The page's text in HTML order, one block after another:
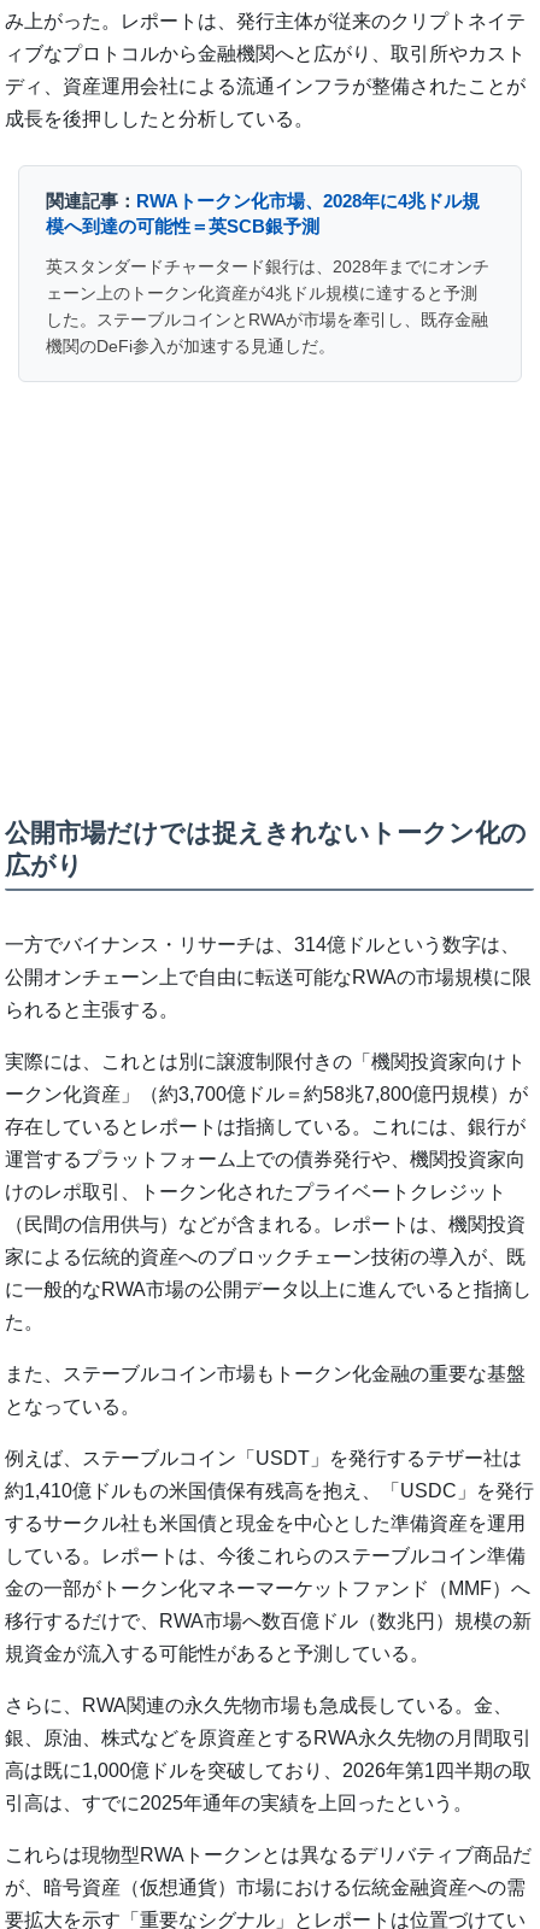
み上がった。レポートは、発行主体が従来のクリプトネイテ
ィブなプロトコルから金融機関へと広がり、取引所やカスト
ディ、資産運用会社による流通インフラが整備されたことが
成長を後押ししたと分析している。
関連記事： RWAトークン化市場、2028年に4兆ドル規
模へ到達の可能性＝英SCB銀予測
英スタンダードチャータード銀行は、2028年までにオンチ
ェーン上のトークン化資産が4兆ドル規模に達すると予測
した。ステーブルコインとRWAが市場を牽引し、既存金融
機関のDeFi参入が加速する見通しだ。
公開市場だけでは捉えきれないトークン化の
広がり
一方でバイナンス・リサーチは、314億ドルという数字は、
公開オンチェーン上で自由に転送可能なRWAの市場規模に限
られると主張する。
実際には、これとは別に譲渡制限付きの「機関投資家向けト
ークン化資産」（約3,700億ドル＝約58兆7,800億円規模）が
存在しているとレポートは指摘している。これには、銀行が
運営するプラットフォーム上での債券発行や、機関投資家向
けのレポ取引、トークン化されたプライベートクレジット
（民間の信用供与）などが含まれる。レポートは、機関投資
家による伝統的資産へのブロックチェーン技術の導入が、既
に一般的なRWA市場の公開データ以上に進んでいると指摘し
た。
また、ステーブルコイン市場もトークン化金融の重要な基盤
となっている。
例えば、ステーブルコイン「USDT」を発行するテザー社は
約1,410億ドルもの米国債保有残高を抱え、「USDC」を発行
するサークル社も米国債と現金を中心とした準備資産を運用
している。レポートは、今後これらのステーブルコイン準備
金の一部がトークン化マネーマーケットファンド（MMF）へ
移行するだけで、RWA市場へ数百億ドル（数兆円）規模の新
規資金が流入する可能性があると予測している。
さらに、RWA関連の永久先物市場も急成長している。金、
銀、原油、株式などを原資産とするRWA永久先物の月間取引
高は既に1,000億ドルを突破しており、2026年第1四半期の取
引高は、すでに2025年通年の実績を上回ったという。
これらは現物型RWAトークンとは異なるデリバティブ商品だ
が、暗号資産（仮想通貨）市場における伝統金融資産への需
要拡大を示す「重要なシグナル」とレポートは位置づけてい